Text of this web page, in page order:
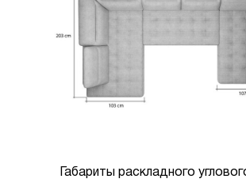
Габариты раскладного